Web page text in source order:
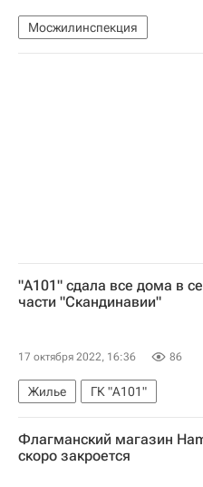
Мосжилинспекция
Москва Сегодня: мегаполис
"А101" сдала все дома в
части "Скандинавии"
17 октября 2022, 16:36 86
Жилье ГК "А101"
Флагманский магазин
скоро закроется